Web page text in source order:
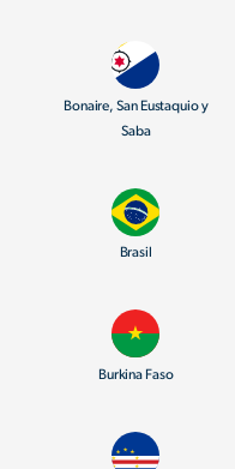
Bonaire, San Eustaquio y
Saba
Brasil
Burkina Faso